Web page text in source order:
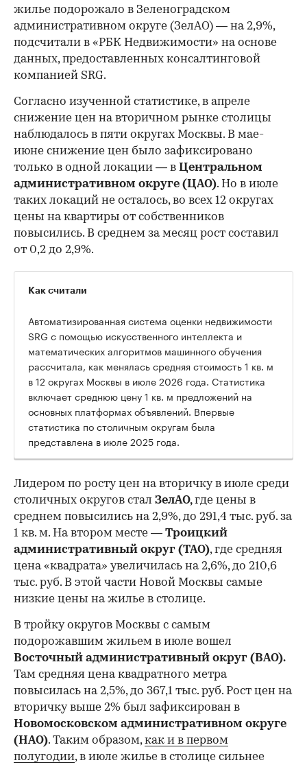
жилье подорожало в Зеленоградском
административном округе (ЗелАО) — на 2,9%,
подсчитали в «РБК Недвижимости» на основе
данных, предоставленных консалтинговой
компанией SRG.
Согласно изученной статистике, в апреле
снижение цен на вторичном рынке столицы
наблюдалось в пяти округах Москвы. В мае-
июне снижение цен было зафиксировано
только в одной локации — в Центральном
административном округе (ЦАО). Но в июле
таких локаций не осталось, во всех 12 округах
цены на квартиры от собственников
повысились. В среднем за месяц рост составил
от 0,2 до 2,9%.
Как считали
Автоматизированная система оценки недвижимости
SRG с помощью искусственного интеллекта и
математических алгоритмов машинного обучения
рассчитала, как менялась средняя стоимость 1 кв. м
в 12 округах Москвы в июле 2026 года. Статистика
включает среднюю цену 1 кв. м предложений на
основных платформах объявлений. Впервые
статистика по столичным округам была
представлена в июле 2025 года.
Лидером по росту цен на вторичку в июле среди
столичных округов стал ЗелАО,где цены в
среднем повысились на 2,9%, до 291,4 тыс. руб. за
1 кв. м. На втором месте — Троицкий
административный округ (ТАО), где средняя
цена «квадрата» увеличилась на 2,6%, до 210,6
тыс. руб. В этой части Новой Москвы самые
низкие цены на жилье в столице.
В тройку округов Москвы с самым
подорожавшим жильем в июле вошел
Восточный административный округ (ВАО).
Там средняя цена квадратного метра
повысилась на 2,5%, до 367,1 тыс. руб. Рост цен на
вторичку выше 2% был зафиксирован в
Новомосковском административном округе
(НАО). Таким образом,как и в первом
полугодии, в июле жилье в столице сильнее